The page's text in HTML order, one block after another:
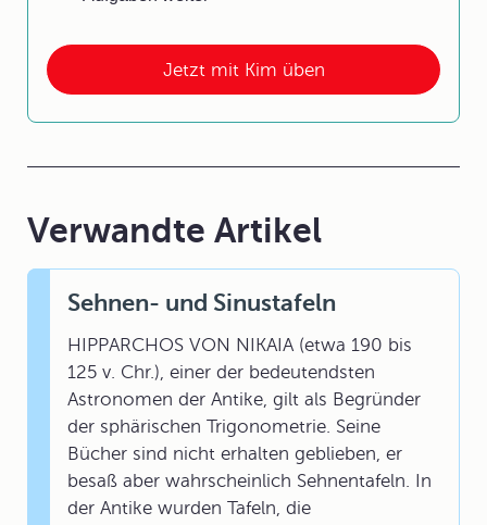
Jetzt mit Kim üben
Verwandte Artikel
Sehnen- und Sinustafeln
HIPPARCHOS VON NIKAIA (etwa 190 bis
125 v. Chr.), einer der bedeutendsten
Astronomen der Antike, gilt als Begründer
der sphärischen Trigonometrie. Seine
Bücher sind nicht erhalten geblieben, er
besaß aber wahrscheinlich Sehnentafeln. In
der Antike wurden Tafeln, die